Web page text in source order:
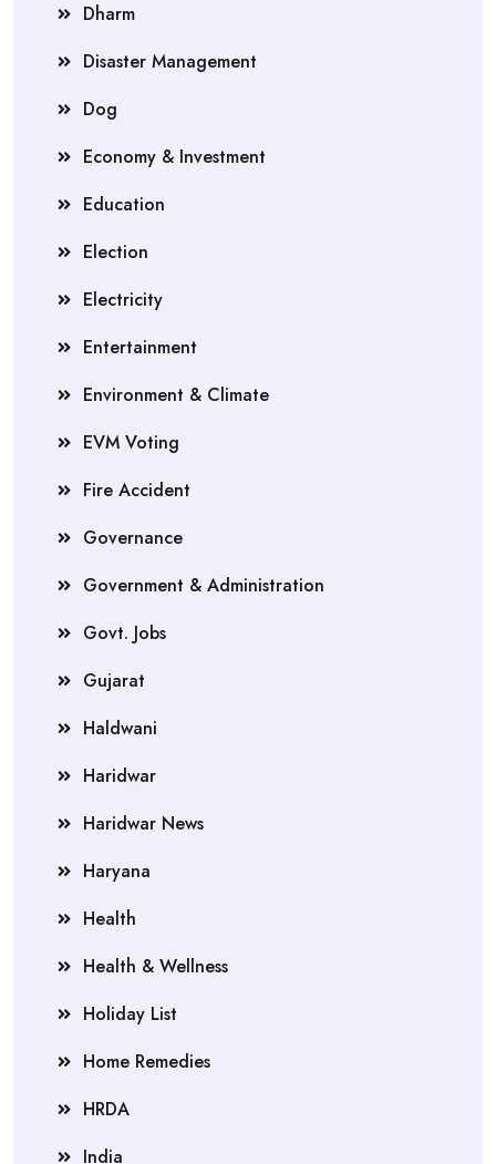
Dharm
Disaster Management
Dog
Economy & Investment
Education
Election
Electricity
Entertainment
Environment & Climate
EVM Voting
Fire Accident
Governance
Government & Administration
Govt. Jobs
Gujarat
Haldwani
Haridwar
Haridwar News
Haryana
Health
Health & Wellness
Holiday List
Home Remedies
HRDA
India